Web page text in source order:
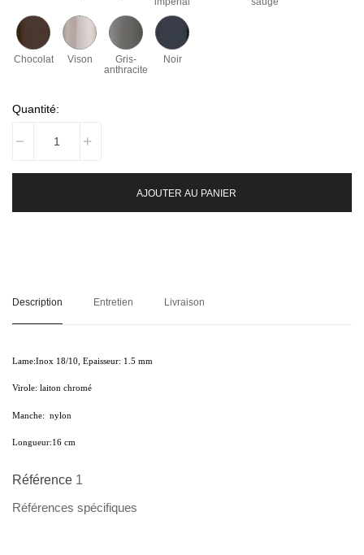
Chocolat Vison
Gris-
anthracite
Noir
Quantité:
AJOUTER AU PANIER
Description Entretien Livraison
Lame:Inox 18/10, Epaisseur: 1.5 mm
Virole: laiton chromé
Manche: nylon
Longueur:16 cm
Référence 1
Références spécifiques